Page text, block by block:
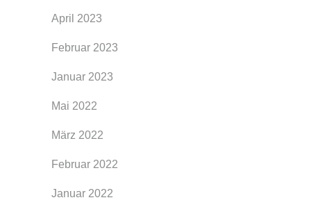
April 2023
Februar 2023
Januar 2023
Mai 2022
März 2022
Februar 2022
Januar 2022